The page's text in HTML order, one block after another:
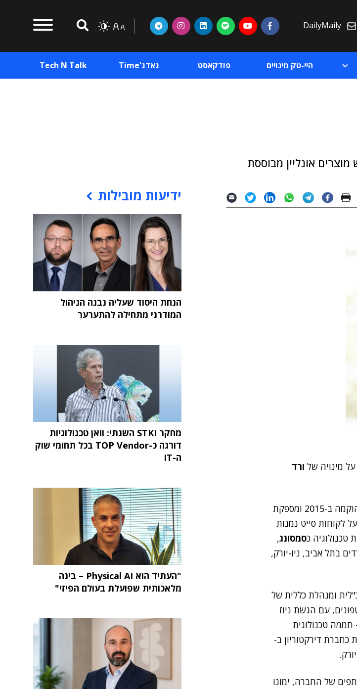
DailyMaily
היי-טק מינויים פודקאסט גאדג'Time Tech N Talk
אונליין מבוססת
מינויה של ורד
החברה מציעה פלטפורמת חיפוש מוצרים אונליין מבוססת בינה מלאכותית. היא הוקמה ב-2015 ומספקת
לקוחות סייט נמנות
כסמסונג,
בתל אביב, ניו-יורק,
ומנהלת כללית של
עם הגשת ניוז
חממה טכנולוגית
כחברת דירקטוריון ב-
של החברה, ימונו
ידיעות מובילות
הנחת היסוד שעליה נבנה הניהול
המודרני מתחילה להתערער
מחקר STKI השנתי: וואן טכנולוגיות
דורגה כ-TOP Vendor בכל תחומי שוק
ה-IT
"העתיד הוא Physical AI – בינה
מלאכותית שפועלת בעולם הפיזי"